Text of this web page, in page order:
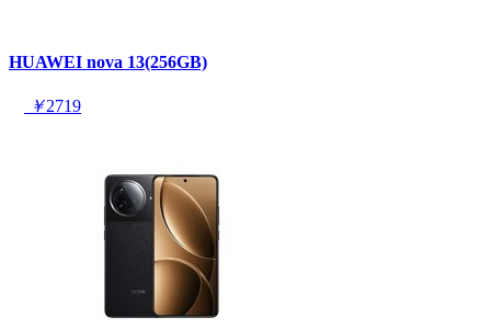
HUAWEI nova 13(256GB)
￥2719